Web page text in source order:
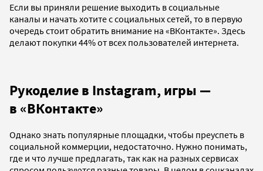
Если вы приняли решение выходить в социальные
каналы и начать хотите с социальных сетей, то в первую
очередь стоит обратить внимание на «ВКонтакте». Здесь
делают покупки 44% от всех пользователей интернета.
Рукоделие в Instagram, игры —
в «ВКонтакте»
Однако знать популярные площадки, чтобы преуспеть в
социальной коммерции, недостаточно. Нужно понимать,
где и что лучше предлагать, так как на разных сервисах